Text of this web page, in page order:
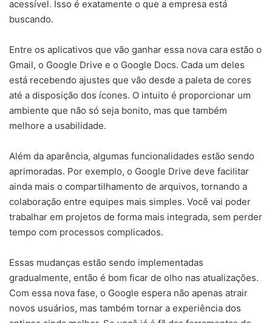
acessível. Isso é exatamente o que a empresa está
buscando.
Entre os aplicativos que vão ganhar essa nova cara estão o
Gmail, o Google Drive e o Google Docs. Cada um deles
está recebendo ajustes que vão desde a paleta de cores
até a disposição dos ícones. O intuito é proporcionar um
ambiente que não só seja bonito, mas que também
melhore a usabilidade.
Além da aparência, algumas funcionalidades estão sendo
aprimoradas. Por exemplo, o Google Drive deve facilitar
ainda mais o compartilhamento de arquivos, tornando a
colaboração entre equipes mais simples. Você vai poder
trabalhar em projetos de forma mais integrada, sem perder
tempo com processos complicados.
Essas mudanças estão sendo implementadas
gradualmente, então é bom ficar de olho nas atualizações.
Com essa nova fase, o Google espera não apenas atrair
novos usuários, mas também tornar a experiência dos